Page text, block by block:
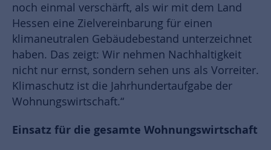
noch einmal verschärft, als wir mit dem Land
Hessen eine Zielvereinbarung für einen
klimaneutralen Gebäudebestand unterzeichnet
haben. Das zeigt: Wir nehmen Nachhaltigkeit
nicht nur ernst, sondern sehen uns als Vorreiter.
Klimaschutz ist die Jahrhundertaufgabe der
Wohnungswirtschaft.“
Einsatz für die gesamte Wohnungswirtschaft